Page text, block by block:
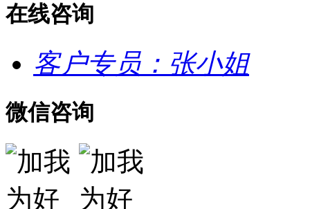
在线咨询
客户专员：张小姐
微信咨询